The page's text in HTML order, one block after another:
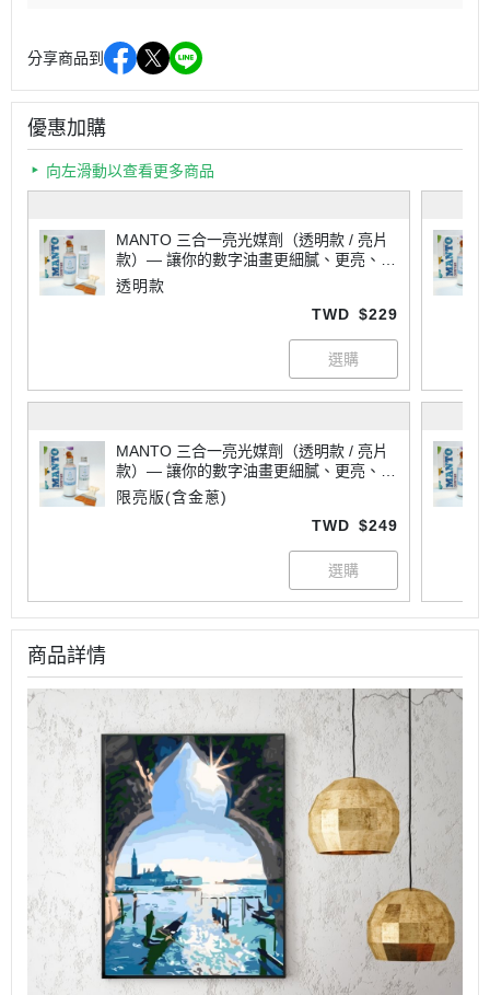
分享商品到
優惠加購
向左滑動以查看更多商品
MANTO 三合一亮光媒劑（透明款 / 亮片
款）— 讓你的數字油畫更細膩、更亮、更
專業
透明款
TWD $229
MANTO 三合一亮光媒劑（透明款 / 亮片
款）— 讓你的數字油畫更細膩、更亮、更
專業
限亮版(含金蔥)
TWD $249
商品詳情